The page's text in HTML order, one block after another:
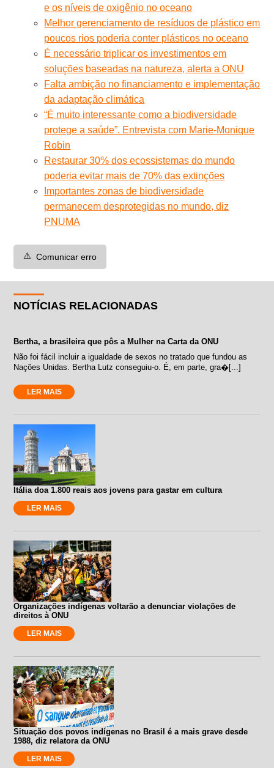
e os níveis de oxigênio no oceano
Melhor gerenciamento de resíduos de plástico em
poucos rios poderia conter plásticos no oceano
É necessário triplicar os investimentos em
soluções baseadas na natureza, alerta a ONU
Falta ambição no financiamento e implementação
da adaptação climática
“É muito interessante como a biodiversidade
protege a saúde”. Entrevista com Marie-Monique
Robin
Restaurar 30% dos ecossistemas do mundo
poderia evitar mais de 70% das extinções
Importantes zonas de biodiversidade
permanecem desprotegidas no mundo, diz
PNUMA
⚠️ Comunicar erro
NOTÍCIAS RELACIONADAS
Bertha, a brasileira que pôs a Mulher na Carta da ONU
Não foi fácil incluir a igualdade de sexos no tratado que fundou as
Nações Unidas. Bertha Lutz conseguiu-o. É, em parte, gra�[...]
LER MAIS
Itália doa 1.800 reais aos jovens para gastar em cultura
LER MAIS
Organizações indígenas voltarão a denunciar violações de
direitos à ONU
LER MAIS
Situação dos povos indígenas no Brasil é a mais grave desde
1988, diz relatora da ONU
LER MAIS